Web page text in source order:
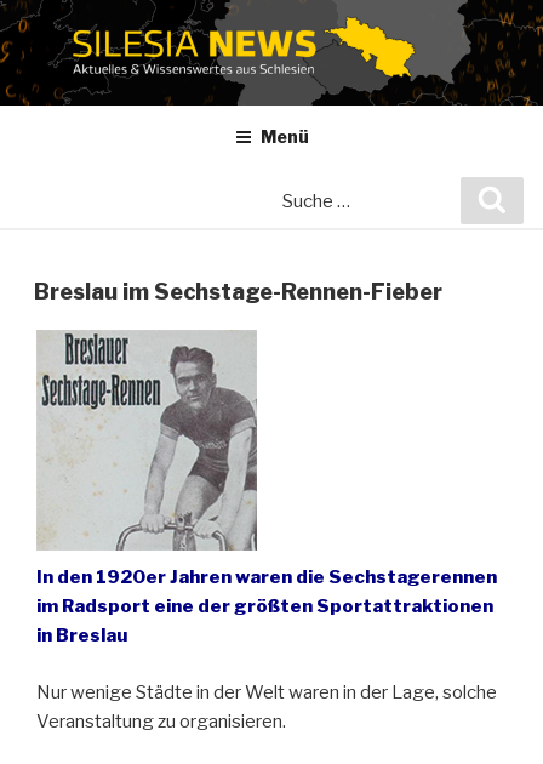
Zum
Inhalt
springen
Menü
Breslau im Sechstage-Rennen-Fieber
In den 1920er Jahren waren die Sechstagerennen
im Radsport eine der größten Sportattraktionen
in Breslau
Nur wenige Städte in der Welt waren in der Lage, solche
Veranstaltung zu organisieren.